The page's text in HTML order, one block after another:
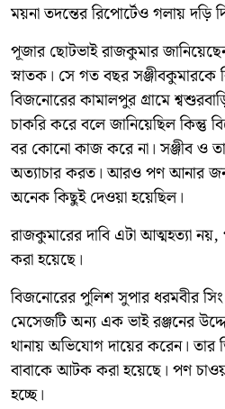
ময়না তদন্তের রিপোর্টেও গলায় দড়ি
পূজার ছোটভাই রাজকুমার
স্নাতক। সে গত বছর
বিজনোরের কামালপুর গ্রামে
চাকরি করে বলে জানিয়েছিল কিন্তু
বর কোনো কাজ করে না। সঞ্জীব ও
অত্যাচার করত। আরও পণ আনার
অনেক কিছুই দেওয়া হয়েছিল।
রাজকুমারের দাবি এটা আত্মহত্যা
করা হয়েছে।
বিজনোরের পুলিশ সুপার ধরমবীর
মেসেজটি অন্য এক ভাই রঞ্জনের
থানায় অভিযোগ দায়ের করেন। তার
বাবাকে আটক করা হয়েছে। পণ
হচ্ছে।